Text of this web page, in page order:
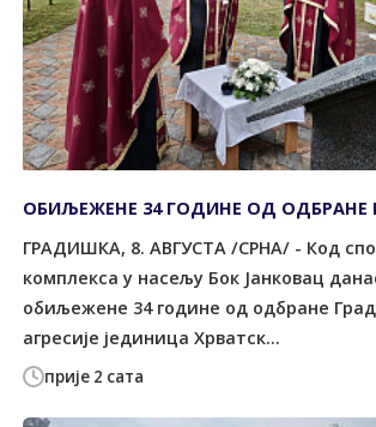
прије 2 сата
ОБИЉЕЖЕНЕ 34 ГОДИНЕ ОД ОДБРАНЕ
ГРАДИШКА, 8. АВГУСТА /СРНА/ - Код
комплекса у насељу Бок Јанковац
обиљежене 34 године од одбране
агресије јединица Хрватск...